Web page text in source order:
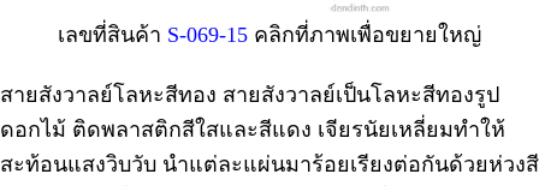
เลขที่สินค้า S-069-15 คลิกที่ภาพเพื่อขยายใหญ่
สายสังวาลย์โลหะสีทอง สายสังวาลย์เป็นโลหะสีทองรูป
ดอกไม้ ติดพลาสติกสีใสและสีแดง เจียรนัยเหลี่ยมทำให้
สะท้อนแสงวิบวับ นำแต่ละแผ่นมาร้อยเรียงต่อกันด้วยห่วงสี